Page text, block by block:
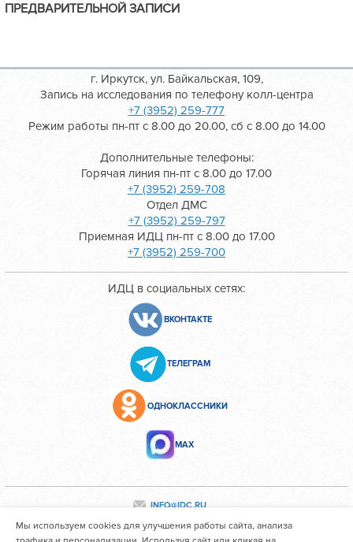
ПРЕДВАРИТЕЛЬНОЙ ЗАПИСИ
г. Иркутск, ул. Байкальская, 109,
Запись на исследования по телефону колл-центра
+7 (3952) 259-777
Режим работы пн-пт с 8.00 до 20.00, сб с 8.00 до 14.00
Дополнительные телефоны:
Горячая линия пн-пт с 8.00 до 17.00
+7 (3952) 259-708
Отдел ДМС
+7 (3952) 259-797
Приемная ИДЦ пн-пт с 8.00 до 17.00
+7 (3952) 259-700
ИДЦ в социальных сетях:
ВКОНТАКТЕ
ТЕЛЕГРАМ
ОДНОКЛАССНИКИ
МАХ
INFO@IDC.RU
Мы используем cookies для улучшения работы сайта, анализа